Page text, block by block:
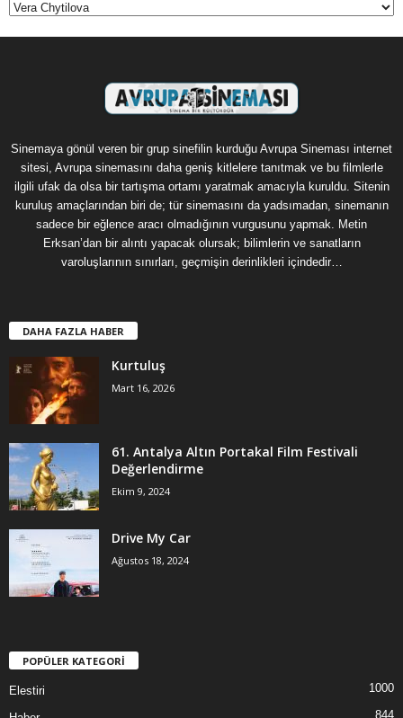
Kategoriler
Sinemaya gönül veren bir grup sinefilin kurduğu Avrupa Sineması internet
sitesi, Avrupa sinemasını daha geniş kitlelere tanıtmak ve bu filmlerle
ilgili ufak da olsa bir tartışma ortamı yaratmak amacıyla kuruldu. Sitenin
kuruluş amaçlarından biri de; tür sinemasını da yadsımadan, sinemanın
sadece bir eğlence aracı olmadığının vurgusunu yapmak. Metin
Erksan’dan bir alıntı yapacak olursak; bilimlerin ve sanatların
varoluşlarının sınırları, geçmişin derinlikleri içindedir…
DAHA FAZLA HABER
Kurtuluş
Mart 16, 2026
61. Antalya Altın Portakal Film Festivali
Değerlendirme
Ekim 9, 2024
Drive My Car
Ağustos 18, 2024
POPÜLER KATEGORİ
Elestiri 1000
844